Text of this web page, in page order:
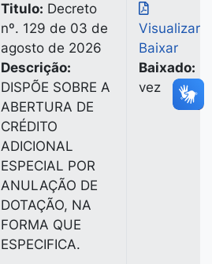
Titulo: Decreto
nº. 129 de 03 de
agosto de 2026
Descrição:
DISPÕE SOBRE A
ABERTURA DE
CRÉDITO
ADICIONAL
ESPECIAL POR
ANULAÇÃO DE
DOTAÇÃO, NA
FORMA QUE
ESPECIFICA.
Visualizar
Baixar
Baixado:
vez